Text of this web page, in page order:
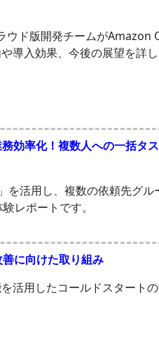
ウド版開発チームがAmazon
導入効果、今後の展望を詳
効率化！複数人への一括タ
を活用し、複数の依頼先グル
レポートです。
に向けた取り組み
活用したコールドスタート